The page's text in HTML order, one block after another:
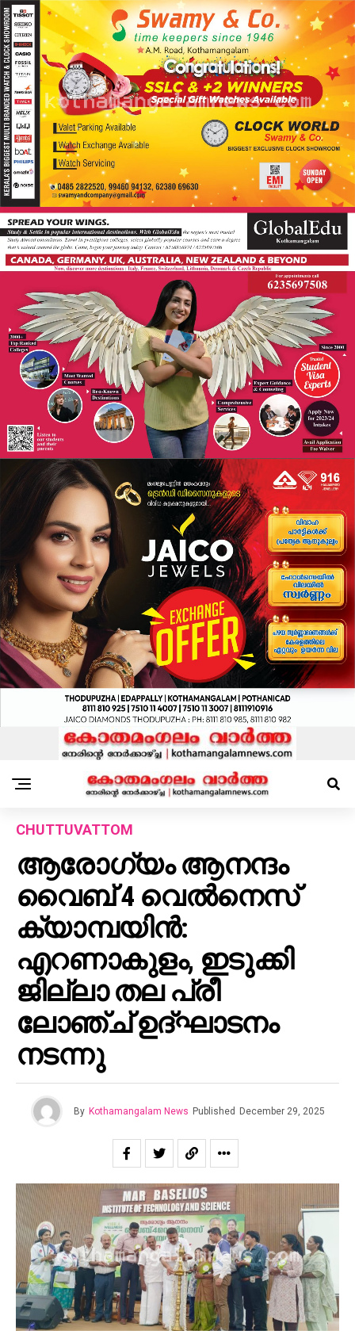
CHUTTUVATTOM
ആരോഗ്യം ആനന്ദം
വൈബ് 4 വെല്‍നെസ്
ക്യാമ്പയിന്‍:
എറണാകുളം, ഇടുക്കി
ജില്ലാ തല പ്രീ
ലോഞ്ച് ഉദ്ഘാടനം
നടന്നു
By Kothamangalam News Published December 29, 2025